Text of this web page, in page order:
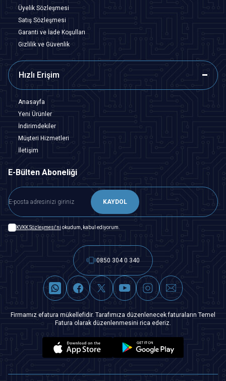
Üyelik Sözleşmesi
Satış Sözleşmesi
Garanti ve İade Koşulları
Gizlilik ve Güvenlik
Hızlı Erişim
Anasayfa
Yeni Ürünler
İndirimdekiler
Müşteri Hizmetleri
İletişim
E-Bülten Aboneliği
KAYDOL
KVKK Sözleşmesi'ni okudum, kabul ediyorum.
0850 304 0 340
Firmamız efatura mükellefidir. Tarafımıza düzenlenecek faturaların Temel
Fatura olarak düzenlenmesini rica ederiz.